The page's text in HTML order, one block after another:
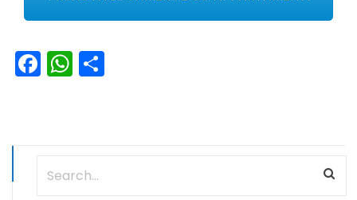
Facebook
WhatsApp